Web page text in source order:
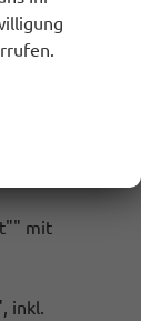
Hold-
mit
inkl.